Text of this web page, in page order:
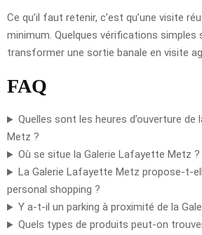
Ce qu’il faut retenir, c’est qu’une visite
minimum. Quelques vérifications
transformer une sortie banale en visite
FAQ
Quelles sont les heures d’ouverture de
Metz ?
Où se situe la Galerie Lafayette Metz ?
La Galerie Lafayette Metz propose-t-
personal shopping ?
Y a-t-il un parking à proximité de la
Quels types de produits peut-on